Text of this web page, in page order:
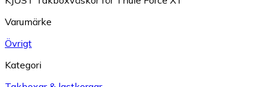
Varumärke
Övrigt
Kategori